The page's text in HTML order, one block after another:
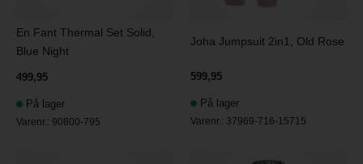
En Fant Thermal Set Solid,
Blue Night
499,95
På lager
Varenr.: 90800-795
Joha Jumpsuit 2in1, Old Rose
599,95
På lager
Varenr.: 37969-716-15715